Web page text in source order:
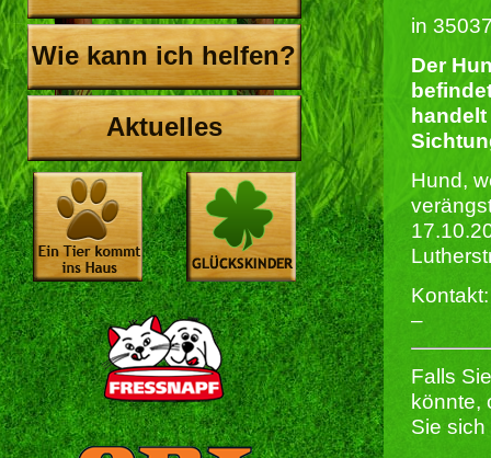
Wie kann ich helfen?
Aktuelles
in
Der
Hund,
Kontakt:
–
Falls
könnte,
Sie